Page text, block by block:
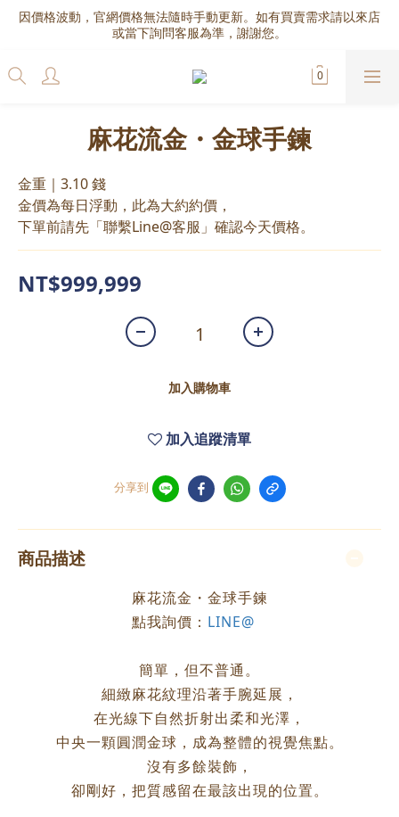
因價格波動，官網價格無法隨時手動更新。如有買賣需求請以來店
或當下詢問客服為準，謝謝您。
麻花流金・金球手鍊
金重｜3.10 錢
金價為每日浮動，此為大約約價，
下單前請先「聯繫Line@客服」確認今天價格。
NT$999,999
加入購物車
加入追蹤清單
分享到
商品描述
麻花流金・金球手鍊
點我詢價： LINE@
簡單，但不普通。
細緻麻花紋理沿著手腕延展，
在光線下自然折射出柔和光澤，
中央一顆圓潤金球，成為整體的視覺焦點。
沒有多餘裝飾，
卻剛好，把質感留在最該出現的位置。